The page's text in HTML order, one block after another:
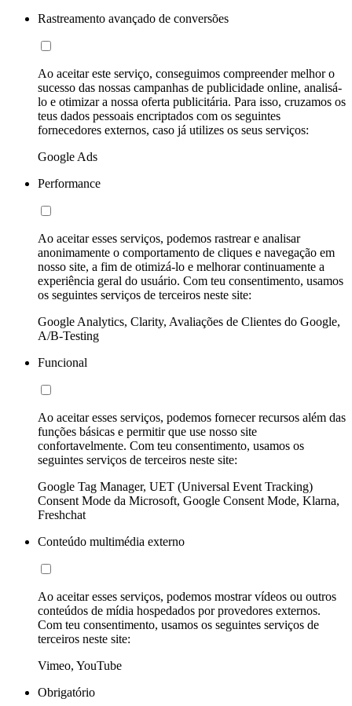
Rastreamento avançado de conversões
Ao aceitar este serviço, conseguimos compreender melhor o
sucesso das nossas campanhas de publicidade online, analisá-
lo e otimizar a nossa oferta publicitária. Para isso, cruzamos os
teus dados pessoais encriptados com os seguintes
fornecedores externos, caso já utilizes os seus serviços:
Google Ads
Performance
Ao aceitar esses serviços, podemos rastrear e analisar
anonimamente o comportamento de cliques e navegação em
nosso site, a fim de otimizá-lo e melhorar continuamente a
experiência geral do usuário. Com teu consentimento, usamos
os seguintes serviços de terceiros neste site:
Google Analytics, Clarity, Avaliações de Clientes do Google,
A/B-Testing
Funcional
Ao aceitar esses serviços, podemos fornecer recursos além das
funções básicas e permitir que use nosso site
confortavelmente. Com teu consentimento, usamos os
seguintes serviços de terceiros neste site:
Google Tag Manager, UET (Universal Event Tracking)
Consent Mode da Microsoft, Google Consent Mode, Klarna,
Freshchat
Conteúdo multimédia externo
Ao aceitar esses serviços, podemos mostrar vídeos ou outros
conteúdos de mídia hospedados por provedores externos.
Com teu consentimento, usamos os seguintes serviços de
terceiros neste site:
Vimeo, YouTube
Obrigatório